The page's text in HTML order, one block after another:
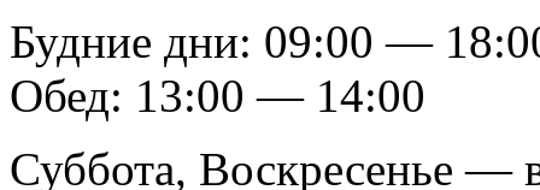
Будние дни: 09:00 —
Обед: 13:00 — 14:00
Суббота, Воскресенье —